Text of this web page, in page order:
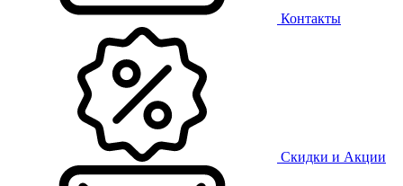
Контакты
Скидки и Акции